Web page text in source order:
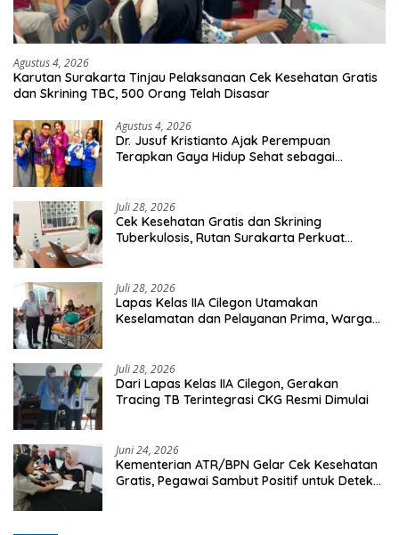
Agustus 4, 2026
Karutan Surakarta Tinjau Pelaksanaan Cek Kesehatan Gratis
dan Skrining TBC, 500 Orang Telah Disasar
Agustus 4, 2026
Dr. Jusuf Kristianto Ajak Perempuan
Terapkan Gaya Hidup Sehat sebagai
Juli 28, 2026
Cek Kesehatan Gratis dan Skrining
Tuberkulosis, Rutan Surakarta Perkuat
Juli 28, 2026
Lapas Kelas IIA Cilegon Utamakan
Keselamatan dan Pelayanan Prima, Warga
Juli 28, 2026
Dari Lapas Kelas IIA Cilegon, Gerakan
Tracing TB Terintegrasi CKG Resmi Dimulai
Juni 24, 2026
Kementerian ATR/BPN Gelar Cek Kesehatan
Gratis, Pegawai Sambut Positif untuk Deteksi